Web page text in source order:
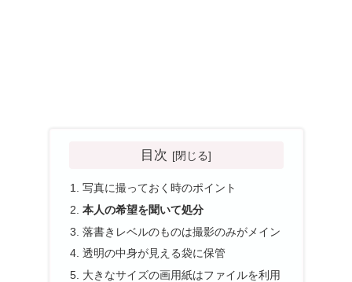
目次
写真に撮っておく時のポイント
本人の希望を聞いて処分
落書きレベルのものは撮影のみがメイン
透明の中身が見える袋に保管
大きなサイズの画用紙はファイルを利用